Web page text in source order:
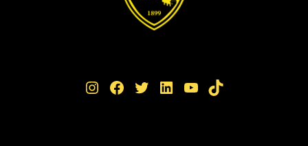
Instagram Facebook Twitter LinkedIn YouTube TikTok